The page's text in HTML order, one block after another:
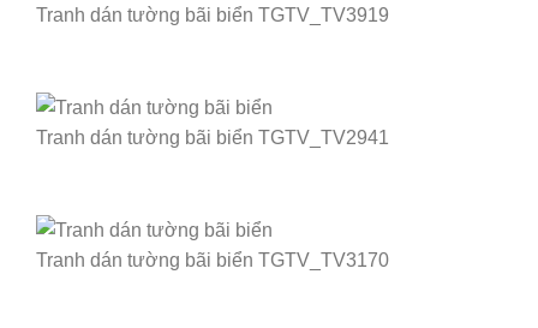
Tranh dán tường bãi biển TGTV_TV3919
Tranh dán tường bãi biển TGTV_TV2941
Tranh dán tường bãi biển TGTV_TV3170